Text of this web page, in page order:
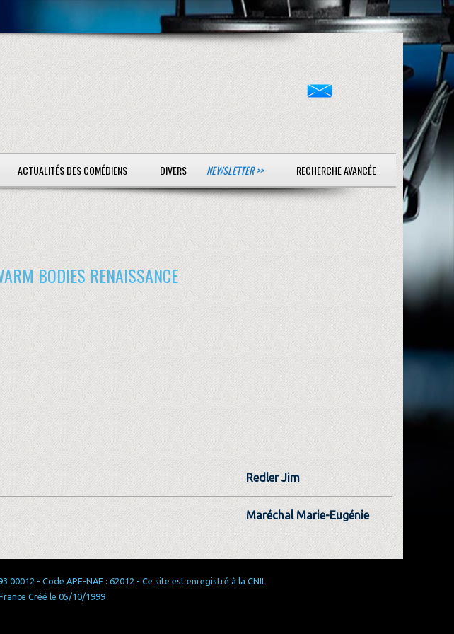
ACTUALITÉS DES COMÉDIENS DIVERS NEWSLETTER >> RECHERCHE AVANCÉE
BODIES RENAISSANCE
Redler Jim
Maréchal Marie-Eugénie
00012 - Code APE-NAF : 62012 - Ce site est enregistré à la CNIL
Créé le 05/10/1999